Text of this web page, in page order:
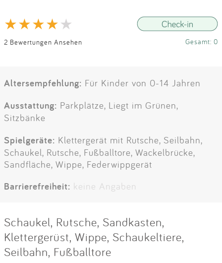
2 Bewertungen Ansehen Gesamt: 0
Altersempfehlung: Für Kinder von 0-14 Jahren
Ausstattung: Parkplätze, Liegt im Grünen,
Sitzbänke
Spielgeräte: Klettergerät mit Rutsche, Seilbahn,
Schaukel, Rutsche, Fußballtore, Wackelbrücke,
Sandfläche, Wippe, Federwippgerät
Barrierefreiheit: keine Angaben
Schaukel, Rutsche, Sandkasten,
Klettergerüst, Wippe, Schaukeltiere,
Seilbahn, Fußballtore